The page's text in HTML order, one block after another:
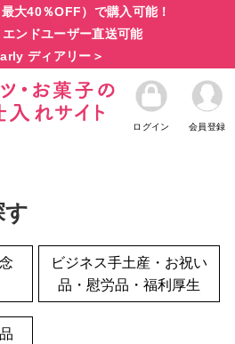
大40％OFF）で購入可能！
ンドユーザー直送可能
ディアリー＞
ログイン 会員登録
す
ビジネス手土産・お祝い
品・慰労品・福利厚生